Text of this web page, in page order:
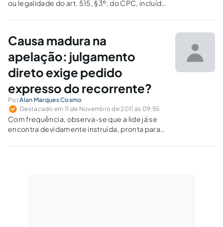
ou legalidade do art. 515, §3º, do CPC, incluído
duplo grau de jurisdição.
Causa madura na
apelação: julgamento
direto exige pedido
expresso do recorrente?
PorAlan Marques Cosmo
Destacado em 11 de Novembro de 2011 às 09:55
Com frequência, observa-se que a lide já se
encontra devidamente instruída, pronta para
interpretação do artigo 330 do CPC, ensejar